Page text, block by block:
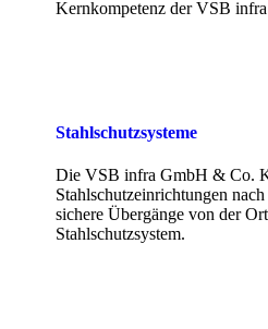
Kernkompetenz der VSB
Stahlschutzsysteme
Die VSB infra GmbH & Co.
Stahlschutzeinrichtungen
sichere Übergänge von der
Stahlschutzsystem.